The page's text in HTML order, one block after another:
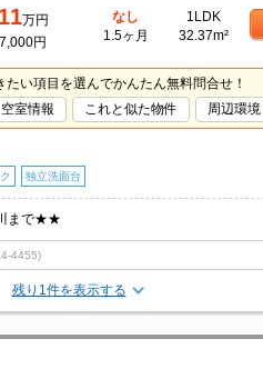
11万円
7,000円
なし
1.5ヶ月
1LDK
32.37m²
たい項目を選んでかんたん無料問合せ！
空室情報 これと似た物件 周辺環境
独立洗面台
まで★★
4455)
残り1件を表示する